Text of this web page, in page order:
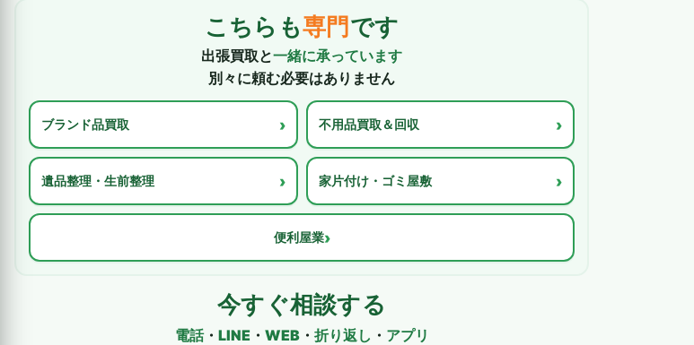
こちらも専門です
出張買取と一緒に承っています
別々に頼む必要はありません
ブランド品買取 › 不用品買取＆回収 ›
遺品整理・生前整理 › 家片付け・ゴミ屋敷 ›
便利屋業›
今すぐ相談する
電話・ LINE・ WEB・ 折り返し ・ アプリ